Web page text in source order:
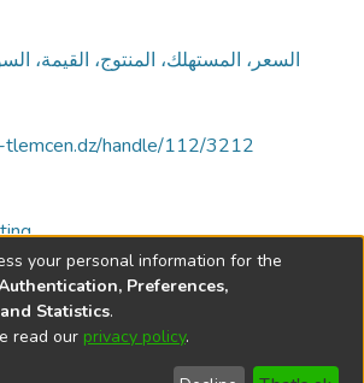
السعر، المستهلك، المنتوج، القيمة،
tlemcen.dz/handle/112/3212
copyright © 2002-2026
End User Send
your personal information for the
Preferences,
Statistics.
read our privacy policy.